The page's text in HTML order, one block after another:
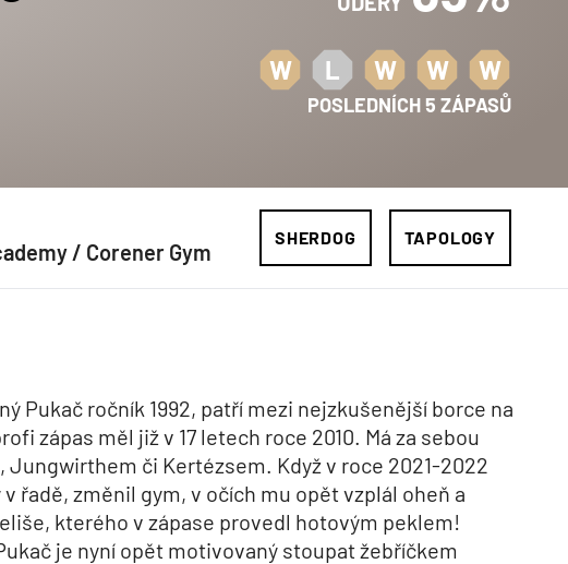
W L W W W
POSLEDNÍCH 5 ZÁPASŮ
/ Corener Gym
SHERDOG TAPOLOGY
Pukač ročník 1992, patří mezi nejzkušenější borce na
zápas měl již v 17 letech roce 2010. Má za sebou
Jungwirthem či Kertézsem. Když v roce 2021-2022
řadě, změnil gym, v očích mu opět vzplál oheň a
kterého v zápase provedl hotovým peklem!
je nyní opět motivovaný stoupat žebříčkem